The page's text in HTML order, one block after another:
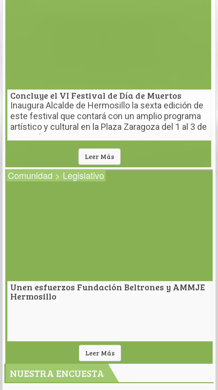
Concluye el VI Festival de Día de Muertos
Inaugura Alcalde de Hermosillo la sexta edición de
este festival que contará con un amplio programa
artístico y cultural en la Plaza Zaragoza del 1 al 3 de
noviembre
Leer Más
Comunidad > Legislativo
Unen esfuerzos Fundación Beltrones y AMMJE
Hermosillo
Leer Más
NUESTRA ENCUESTA